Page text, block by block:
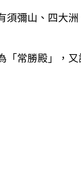
彌山、四大
常勝殿」，又